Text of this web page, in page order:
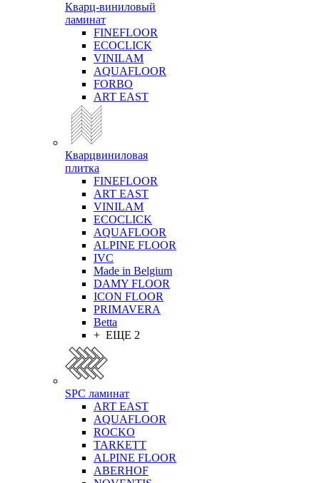
Кварц-виниловый
ламинат
FINEFLOOR
ECOCLICK
VINILAM
AQUAFLOOR
FORBO
ART EAST
Кварцвиниловая
плитка
FINEFLOOR
ART EAST
VINILAM
ECOCLICK
AQUAFLOOR
ALPINE FLOOR
IVC
Made in Belgium
DAMY FLOOR
ICON FLOOR
PRIMAVERA
Betta
+ ЕЩЕ 2
SPC ламинат
ART EAST
AQUAFLOOR
ROCKO
TARKETT
ALPINE FLOOR
ABERHOF